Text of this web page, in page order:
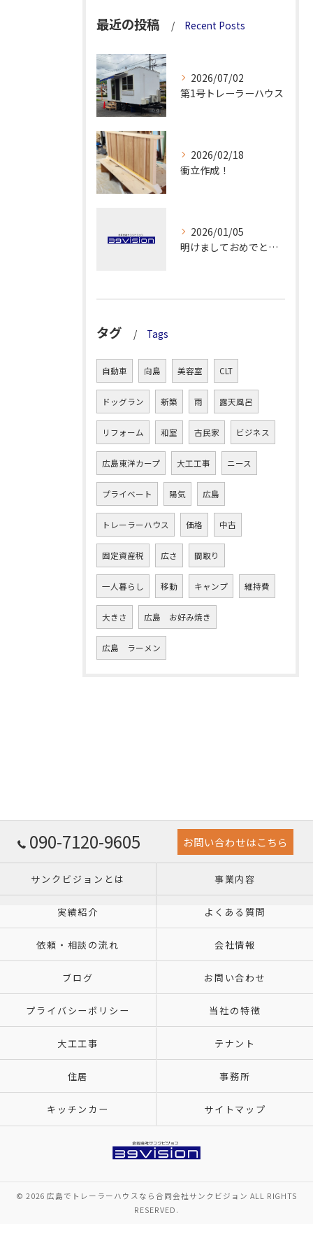
最近の投稿 Recent Posts
2026/07/02
第1号トレーラーハウス
2026/02/18
衝立作成！
2026/01/05
明けましておめでとうございます！
タグ Tags
自動車 向島 美容室 CLT
ドッグラン 新築 雨 露天風呂
リフォーム 和室 古民家 ビジネス
広島東洋カープ 大工工事 ニース
プライベート 陽気 広島
トレーラーハウス 価格 中古
固定資産税 広さ 間取り
一人暮らし 移動 キャンプ 維持費
大きさ 広島 お好み焼き
広島 ラーメン
090-7120-9605 お問い合わせはこちら
サンクビジョンとは 事業内容
実績紹介 よくある質問
依頼・相談の流れ 会社情報
ブログ お問い合わせ
プライバシーポリシー 当社の特徴
大工工事 テナント
住居 事務所
キッチンカー サイトマップ
© 2026 広島でトレーラーハウスなら合同会社サンクビジョン ALL RIGHTS
RESERVED.